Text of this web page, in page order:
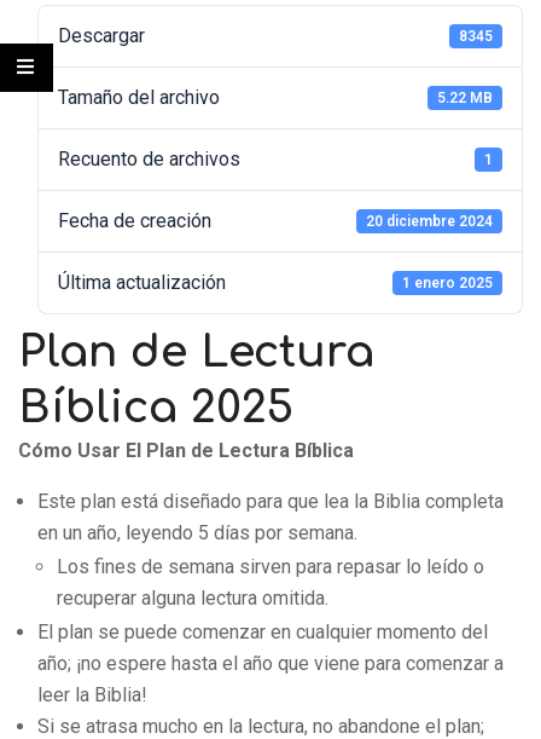
Descargar 8345
Tamaño del archivo 5.22 MB
Recuento de archivos 1
Fecha de creación 20 diciembre 2024
Última actualización 1 enero 2025
Plan de Lectura
Bíblica 2025
Cómo Usar El Plan de Lectura Bíblica
Este plan está diseñado para que lea la Biblia completa
en un año, leyendo 5 días por semana.
Los fines de semana sirven para repasar lo leído o
recuperar alguna lectura omitida.
El plan se puede comenzar en cualquier momento del
año; ¡no espere hasta el año que viene para comenzar a
leer la Biblia!
Si se atrasa mucho en la lectura, no abandone el plan;